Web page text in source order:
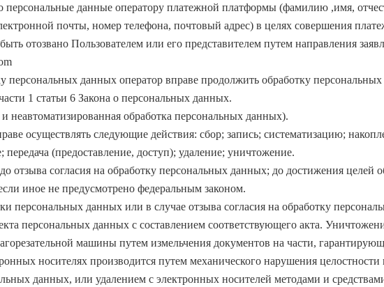
персональные данные оператору платежной платформы (фамилию ,имя,
почты, номер телефона, почтовый адрес) в целях совершения
отозвано Пользователем или его представителем путем направления
персональных данных оператор вправе продолжить обработку персональных
1 статьи 6 Закона о персональных данных.
обработка персональных данных).
осуществлять следующие действия: сбор; запись; систематизацию;
(предоставление, доступ); удаление; уничтожение.
отзыва согласия на обработку персональных данных; до достижения целей
иное не предусмотрено федеральным законом.
персональных данных или в случае отзыва согласия на обработку
персональных данных с составлением соответствующего акта.
машины путем измельчения документов на части,
носителях производится путем механического нарушения
данных, или удалением с электронных носителей методами и